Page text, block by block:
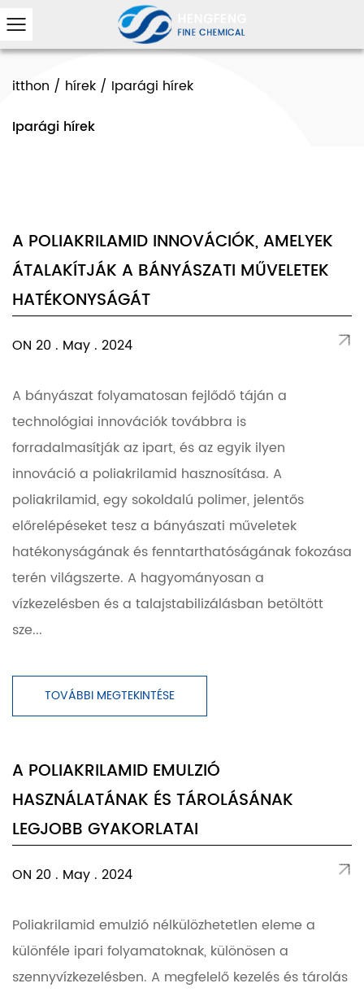
itthon / hírek / Iparági hírek
Iparági hírek
A POLIAKRILAMID INNOVÁCIÓK, AMELYEK
ÁTALAKÍTJÁK A BÁNYÁSZATI ​​​​MŰVELETEK
HATÉKONYSÁGÁT
ON 20 . May . 2024
A bányászat folyamatosan fejlődő táján a
technológiai innovációk továbbra is
forradalmasítják az ipart, és az egyik ilyen
innováció a poliakrilamid hasznosítása. A
poliakrilamid, egy sokoldalú polimer, jelentős
előrelépéseket tesz a bányászati ​​műveletek
hatékonyságának és fenntarthatóságának fokozása
terén világszerte. A hagyományosan a
vízkezelésben és a talajstabilizálásban betöltött
sze...
TOVÁBBI MEGTEKINTÉSE
A POLIAKRILAMID EMULZIÓ
HASZNÁLATÁNAK ÉS TÁROLÁSÁNAK
LEGJOBB GYAKORLATAI
ON 20 . May . 2024
Poliakrilamid emulzió nélkülözhetetlen eleme a
különféle ipari folyamatoknak, különösen a
szennyvízkezelésben. A megfelelő kezelés és tárolás